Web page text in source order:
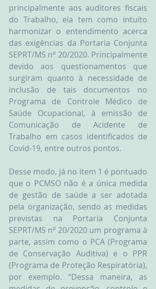
principalmente aos auditores fiscais
do Trabalho, ela tem como intuito
harmonizar o entendimento acerca
das exigências da Portaria Conjunta
SEPRT/MS nº 20/2020. Principalmente
devido aos questionamentos que
surgiram quanto à necessidade de
inclusão de tais documentos no
Programa de Controle Médico de
Saúde Ocupacional, à emissão de
Comunicação de Acidente de
Trabalho em casos identificados de
Covid-19, entre outros pontos.
Desse modo, já no item 1 é pontuado
que o PCMSO não é a única medida
de gestão de saúde a ser adotada
pela organização, sendo as medidas
previstas na Portaria Conjunta
SEPRT/MS nº 20/2020 um programa à
parte, assim como o PCA (Programa
de Conservação Auditiva) e o PPR
(Programa de Proteção Respiratória),
por exemplo. “Dessa maneira, as